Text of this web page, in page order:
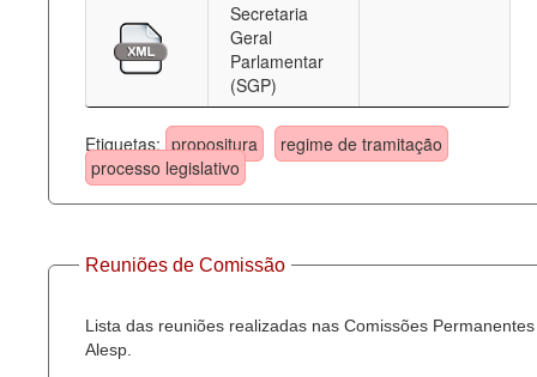
Secretaria
Geral
Parlamentar
(SGP)
Etiquetas: propositura
regime de tramitação
processo legislativo
Reuniões de Comissão
Lista das reuniões realizadas nas Comissões
Alesp.